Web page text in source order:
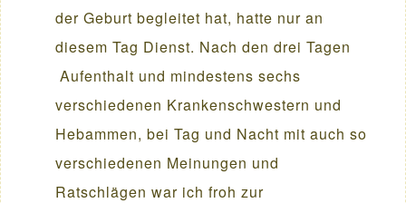
der Geburt begleitet hat, hatte nur an
diesem Tag Dienst. Nach den drei Tagen
Aufenthalt und mindestens sechs
verschiedenen Krankenschwestern und
Hebammen, bei Tag und Nacht mit auch so
verschiedenen Meinungen und
Ratschlägen war ich froh zur